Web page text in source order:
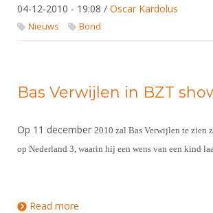
04-12-2010 - 19:08 / Oscar Kardolus
Nieuws Bond
Bas Verwijlen in BZT
Op 11 december 2010 zal Bas Verwijlen te zien
op Nederland 3, waarin hij een wens van een kind
Read more